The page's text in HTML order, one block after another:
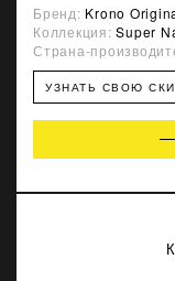
Бренд: Krono
Коллекция:Super
Страна-
УЗНАТЬ СВОЮ